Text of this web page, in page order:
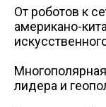
От роботов к
американо-
лидера и